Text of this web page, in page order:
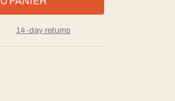
· 14-day returns